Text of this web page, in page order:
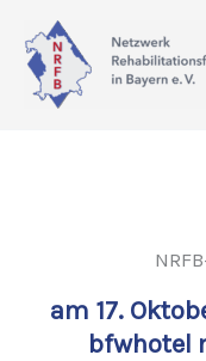
Inhalt
springen
am 17.
bfwhotel